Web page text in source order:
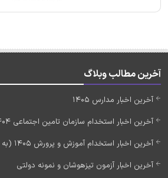
آخرین مطالب وبلاگ
آخرین اخبار مدارس 1405
آخرین اخبار استخدام سازمان تامین اجتماعی 1404 (به زودی)
آخرین اخبار استخدام آموزش و پرورش 1405 (به زودی)
آخرین اخبار آزمون تیزهوشان و نمونه دولتی